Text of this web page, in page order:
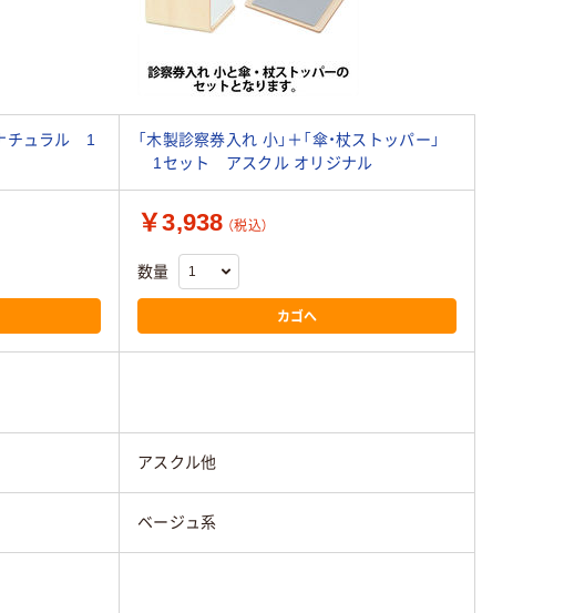
チュラル 1
「木製診察券入れ 小」＋「傘・杖ストッパー」
1セット アスクル オリジナル
￥3,938 （税込）
数量
カゴへ
アスクル他
ベージュ系